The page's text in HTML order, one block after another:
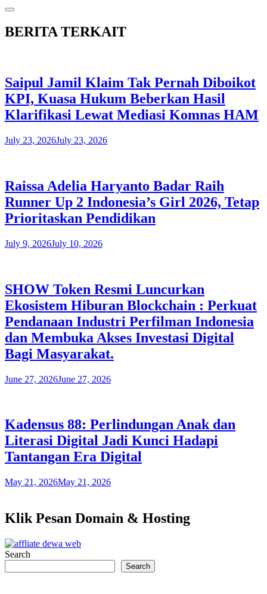
BERITA TERKAIT
Saipul Jamil Klaim Tak Pernah Diboikot
KPI, Kuasa Hukum Beberkan Hasil
Klarifikasi Lewat Mediasi Komnas HAM
July 23, 2026July 23, 2026
Raissa Adelia Haryanto Badar Raih
Runner Up 2 Indonesia’s Girl 2026, Tetap
Prioritaskan Pendidikan
July 9, 2026July 10, 2026
SHOW Token Resmi Luncurkan
Ekosistem Hiburan Blockchain : Perkuat
Pendanaan Industri Perfilman Indonesia
dan Membuka Akses Investasi Digital
Bagi Masyarakat.
June 27, 2026June 27, 2026
Kadensus 88: Perlindungan Anak dan
Literasi Digital Jadi Kunci Hadapi
Tantangan Era Digital
May 21, 2026May 21, 2026
Klik Pesan Domain & Hosting
Search
Search